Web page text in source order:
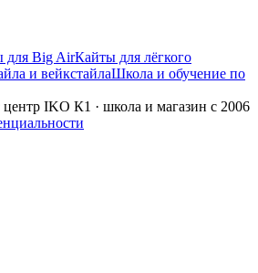
для Big AirКайты для лёгкого
и вейкстайлаШкола и обучение по
IKO К1 · школа и магазин с 2006